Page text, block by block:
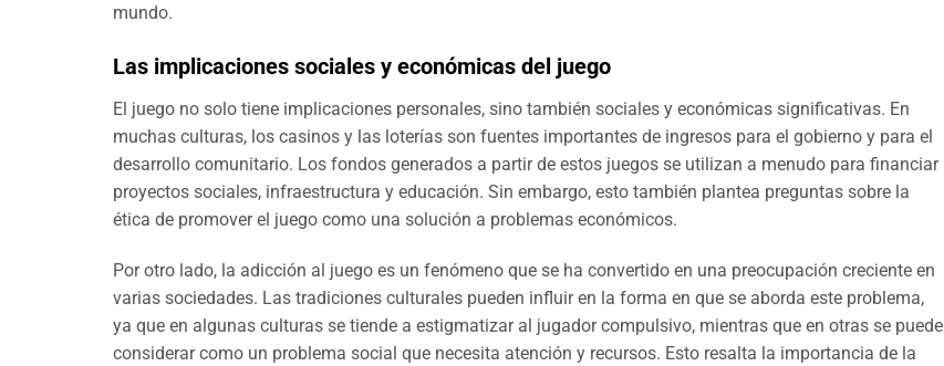
mundo.
Las implicaciones sociales y económicas del juego
El juego no solo tiene implicaciones personales, sino también sociales y económicas significativas. En
muchas culturas, los casinos y las loterías son fuentes importantes de ingresos para el gobierno y para el
desarrollo comunitario. Los fondos generados a partir de estos juegos se utilizan a menudo para financiar
proyectos sociales, infraestructura y educación. Sin embargo, esto también plantea preguntas sobre la
ética de promover el juego como una solución a problemas económicos.
Por otro lado, la adicción al juego es un fenómeno que se ha convertido en una preocupación creciente en
varias sociedades. Las tradiciones culturales pueden influir en la forma en que se aborda este problema,
ya que en algunas culturas se tiende a estigmatizar al jugador compulsivo, mientras que en otras se puede
considerar como un problema social que necesita atención y recursos. Esto resalta la importancia de la